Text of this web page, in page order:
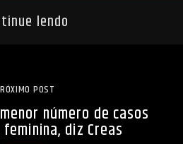
lendo
POST
número de casos
diz Creas